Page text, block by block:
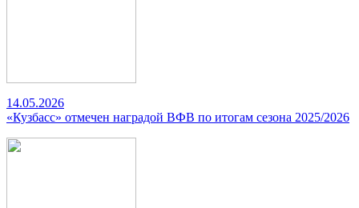
14.05.2026
«Кузбасс» отмечен наградой ВФВ по итогам сезона 2025/2026